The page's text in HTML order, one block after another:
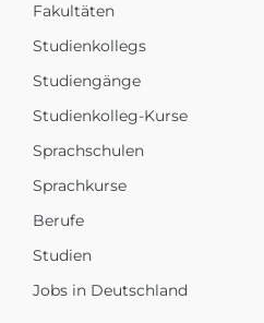
Fakultäten
Studienkollegs
Studiengänge
Studienkolleg-Kurse
Sprachschulen
Sprachkurse
Berufe
Studien
Jobs in Deutschland